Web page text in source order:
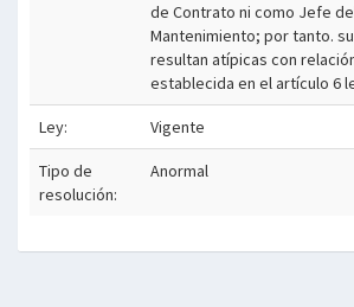
de Contrato ni como Jefe
Mantenimiento; por tanto.
resultan atípicas con
establecida en el artículo 6
Ley: Vigente
Tipo de
resolución:
Anormal